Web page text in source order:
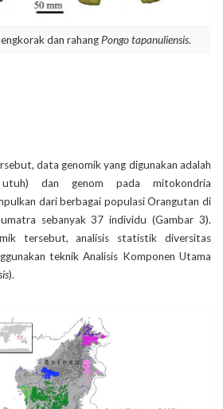
dan rahang Pongo tapanuliensis.
data genomik yang digunakan adalah
dan genom pada mitokondria
dari berbagai populasi Orangutan di
sebanyak 37 individu (Gambar 3).
tersebut, analisis statistik diversitas
teknik Analisis Komponen Utama
).